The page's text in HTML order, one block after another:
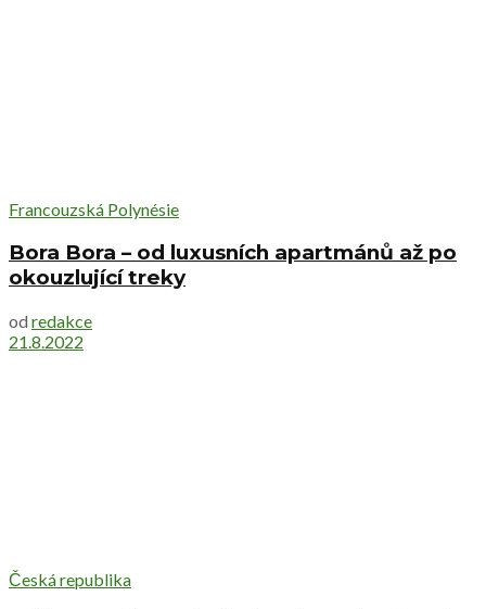
Francouzská Polynésie
Bora Bora – od luxusních apartmánů až po
okouzlující treky
od redakce
21.8.2022
Česká republika